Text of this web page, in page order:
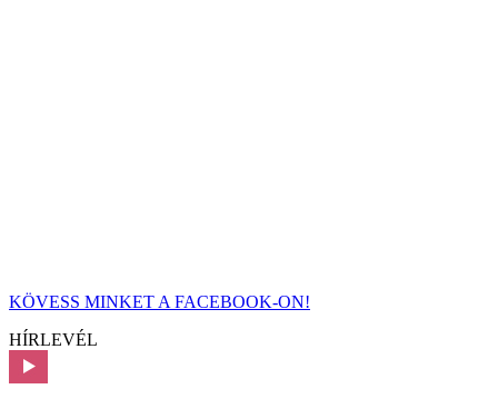
KÖVESS MINKET A FACEBOOK-ON!
HÍRLEVÉL